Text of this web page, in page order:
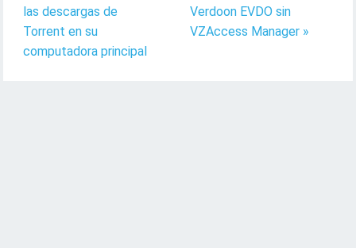
las descargas de
Torrent en su
computadora principal
Verdoon EVDO sin
VZAccess Manager »